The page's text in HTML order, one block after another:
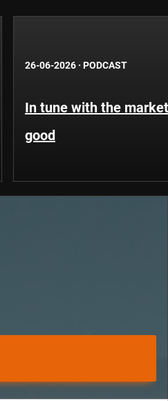
26-06-2026 · PODCAST
In tune with the
good